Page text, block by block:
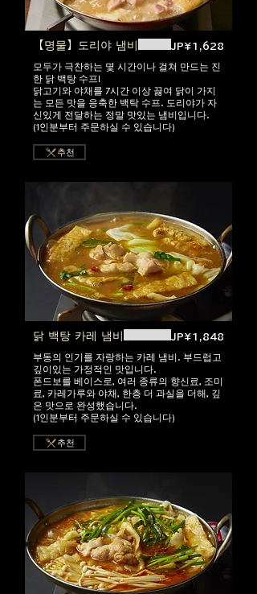
【명물】도리야 냄비
모두가 극찬하는 몇 시간이나 걸쳐 만드는 진
한 닭 백탕 수프!
닭고기와 야채를 7시간 이상 끓여 닭이 가지
는 모든 맛을 응축한 백탁 수프. 도리야가 자
신있게 전달하는 정말 맛있는 냄비입니다.
(1인분부터 주문하실 수 있습니다)
JP¥1,628
추천
닭 백탕 카레 냄비
부동의 인기를 자랑하는 카레 냄비. 부드럽고
깊이있는 가정적인 맛입니다.
폰드보를 베이스로, 여러 종류의 향신료, 조미
료, 카레가루와 야채, 한층 더 과실을 더해, 깊
은 맛으로 완성했습니다.
(1인분부터 주문하실 수 있습니다)
JP¥1,848
추천